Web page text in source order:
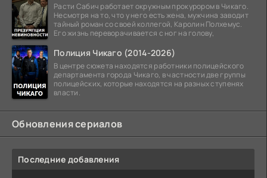
Расти Сабич работает окружным прокурором в Чикаго.
Несмотря на то, что у него есть жена, мужчина заводит
тайный роман со своей коллегой, Каролин Полхемус.
Его жизнь переворачивается с ног на голову,
Полиция Чикаго (2014-2026)
В центре сюжета находятся работники полицейского
департамента города Чикаго, в частности две группы
полицейских, которые находятся на разных ступенях
власти.
Обновления сериалов
Последние добавления